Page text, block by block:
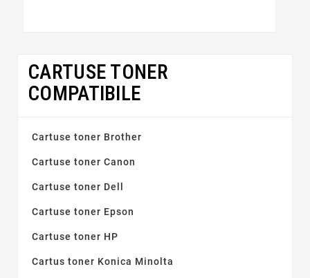
CARTUSE TONER
COMPATIBILE
Cartuse toner Brother
Cartuse toner Canon
Cartuse toner Dell
Cartuse toner Epson
Cartuse toner HP
Cartus toner Konica Minolta